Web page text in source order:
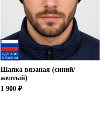
Шапка вязаная (синий/
желтый)
1 900 ₽